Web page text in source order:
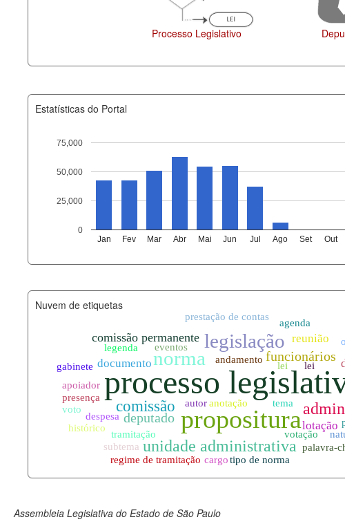
Deputados Estaduais Administração
Estatísticas do Portal
Jan Fev Mar Abr Mai Jun Jul Ago Set Out
0
25,000
50,000
75,000
documento_andamento_atual.xml
agenda_eventos.xml
comissoes_permanentes_votacoes.xml
documento_andamento.xml
palavras_chave.xml
legislacao_normas.xml
legislacao_norma_anotacoes.xml
Nuvem de etiquetas
Assembleia Legislativa do Estado de São Paulo